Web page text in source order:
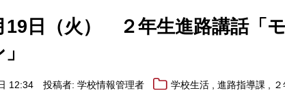
19日（火） ２年生進路講話「
12:34 投稿者: 学校情報管理者 学校生活 ,進路指導課